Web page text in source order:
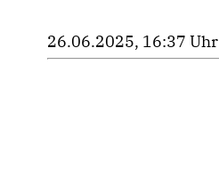
26.06.2025, 16:37 Uhr